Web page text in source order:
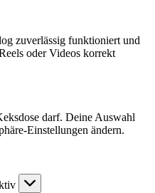
zuverlässig funktioniert und
oder Videos korrekt
darf. Deine Auswahl
Einstellungen ändern.